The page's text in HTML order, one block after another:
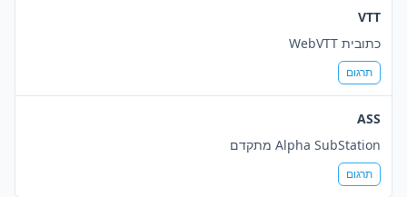
VTT
כתובית WebVTT
תרגום
ASS
Alpha SubStation מתקדם
תרגום